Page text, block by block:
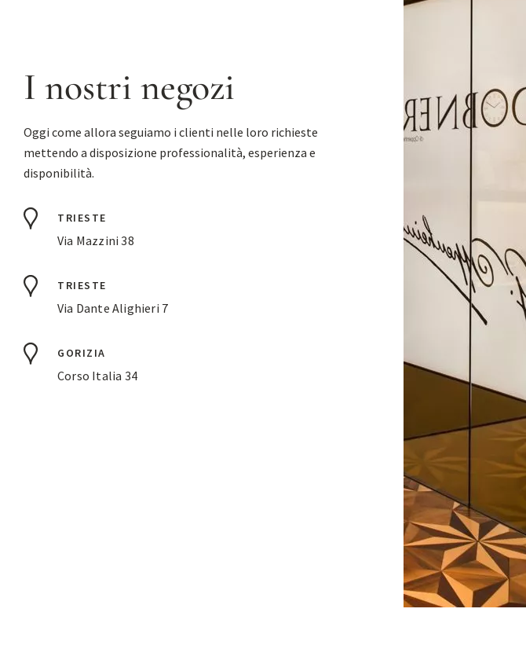
I nostri negozi
Oggi come allora seguiamo i clienti nelle loro richieste
mettendo a disposizione professionalità, esperienza e
disponibilità.
TRIESTE
Via Mazzini 38
TRIESTE
Via Dante Alighieri 7
GORIZIA
Corso Italia 34